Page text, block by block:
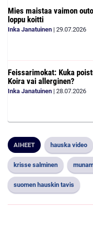
Mies maistaa vaimon
loppu koitti
Inka Janatuinen | 29.07.2026
Feissarimokat: Kuka
Koira vai allerginen?
Inka Janatuinen | 28.07.2026
AIHEET hauska video
krisse salminen
suomen hauskin tavis